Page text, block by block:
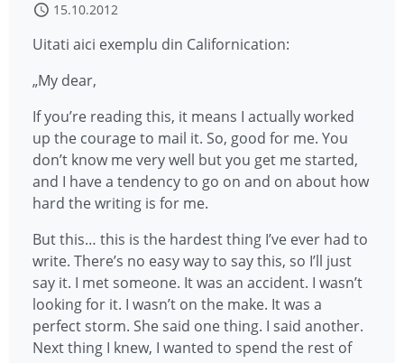
15.10.2012
Uitati aici exemplu din Californication:
„My dear,
If you’re reading this, it means I actually worked
up the courage to mail it. So, good for me. You
don’t know me very well but you get me started,
and I have a tendency to go on and on about how
hard the writing is for me.
But this… this is the hardest thing I’ve ever had to
write. There’s no easy way to say this, so I’ll just
say it. I met someone. It was an accident. I wasn’t
looking for it. I wasn’t on the make. It was a
perfect storm. She said one thing. I said another.
Next thing I knew, I wanted to spend the rest of